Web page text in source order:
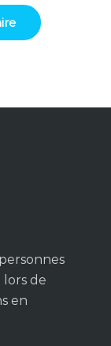
de
en